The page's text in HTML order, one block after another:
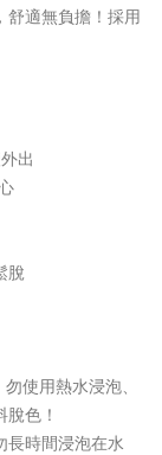
舒適無負擔！採用
出
脫
使用熱水浸泡、
色！
長時間浸泡在水